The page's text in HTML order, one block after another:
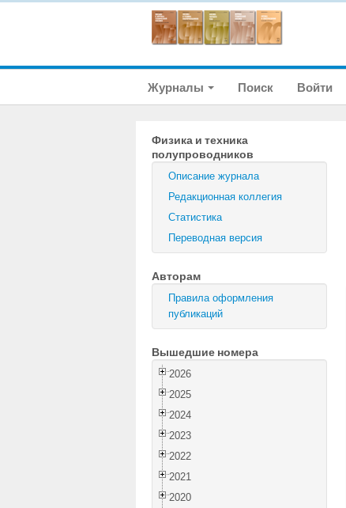
Журналы Поиск Войти
Физика и техника
полупроводников
Описание журнала
Редакционная коллегия
Статистика
Переводная версия
Авторам
Правила оформления
публикаций
Вышедшие номера
2026
2025
2024
2023
2022
2021
2020